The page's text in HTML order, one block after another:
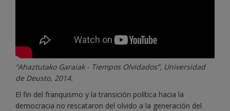
“Ahaztutako Garaiak - Tiempos Olvidados”, Universidad
de Deusto, 2014.
El fin del franquismo y la transición política hacia la
democracia no rescataron del olvido a la generación del